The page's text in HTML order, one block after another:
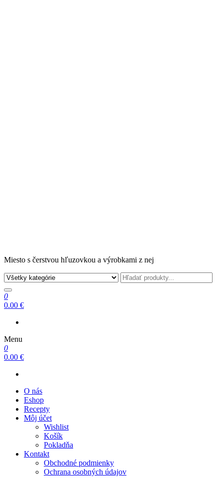
Miesto s čerstvou hľuzovkou a výrobkami z nej
0
0.00 €
Menu
0
0.00 €
O nás
Eshop
Recepty
Môj účet
Wishlist
Košík
Pokladňa
Kontakt
Obchodné podmienky
Ochrana osobných údajov